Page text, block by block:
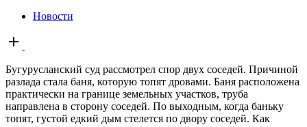
Новости
Open
post
Бугурусланский суд рассмотрел спор двух соседей. Причиной
разлада стала баня, которую топят дровами. Баня расположена
практически на границе земельных участков, труба
направлена в сторону соседей. По выходным, когда баньку
топят, густой едкий дым стелется по двору соседей. Как